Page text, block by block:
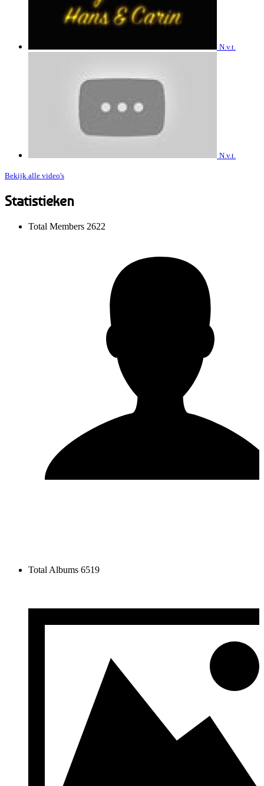
N.v.t.
N.v.t.
Bekijk alle video's
Statistieken
Total Members 2622
Total Albums 6519